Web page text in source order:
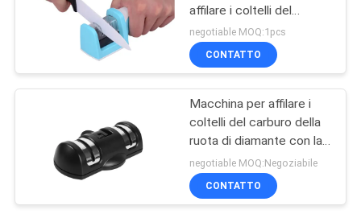
NOTIZIE
CASI
CHIEDI
Macchina per
affilare i coltelli
della maniglia
32
affilare i coltelli del
diamante potente che
affila lo strumento di
pietra della cucina
negotiable MOQ:1pcs
CONTATTO
Macchina per affilare i
coltelli del carburo della
ruota di diamante con la
scatola dell'ANIMALE
DOMESTICO per il regalo
di Natale
negotiable MOQ:Negoziabile
CONTATTO